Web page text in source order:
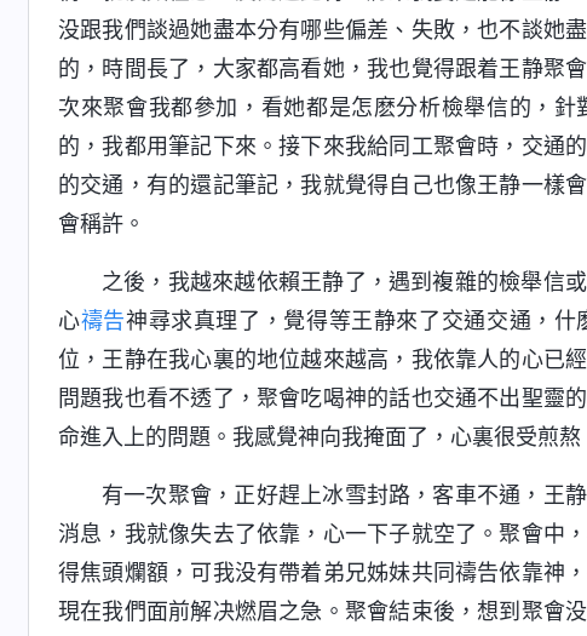
没跟我們談過她盡本分有哪些偏差、失敗，也不談她
的，時間長了，大家都高看她，我也覺得跟着王静聚
次來聚會我都參加，看她都是怎麽分析檢舉信的，
的，我都用筆記下來。接下來我給同工聚會時，交通
的交通，有的還記筆記，我就覺得自己也像王静一樣
會稱許。
之後，我越來越依賴王静了，遇到複雜的檢舉信
心禱告神尋求真理了，覺得等王静來了交通交通，
位，王静在我心裏的地位越來越高，我依靠人的心已
問題我也看不透了，聚會吃喝神的話也交通不出聖靈
命進入上的問題。我感覺神向我掩面了，心裏很受煎
有一次聚會，正好趕上冰雪封路，客車不通，王
消息，我就像失去了依靠，心一下子就空了。聚會中
得焦頭爛額，可我没有帶着弟兄姊妹共同禱告依靠神
現在我們面前解决燃眉之急。聚會結束後，想到聚會